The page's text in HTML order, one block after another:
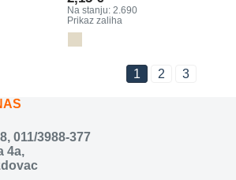
Na stanju: 2.690
Prikaz zaliha
1 2 3
, 011/3988-377
4a,